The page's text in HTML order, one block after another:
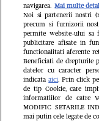
Pariază
821/
Jocurile de
navigarea. Mai multe
Noi si partenerii nostri
precum si furnizorii
permite website-ului sa
publicitare afisate in
functionalitati aferente
Beneficiati de drepturile
datelor cu caracter
indicataaici. Prin click pe
de tip Cookie, care
informatiilor de catre
MODIFIC SETARILE
mai putin cele legate de